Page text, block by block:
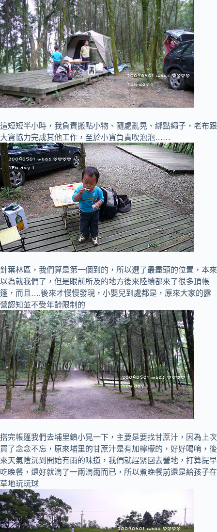
這短短半小時，我負責搬點小物、隨處亂晃、綁點繩子，老布跟
大寶協力完成其他工作，至於小寶負責吹泡泡……
針葉林區，我們算是第一個到的，所以選了最盡頭的位置，本來
以為就我們了，但是眼前所及的地方後來陸續都來了很多頂帳
篷，而且….後來才慢慢發現，小嬰兒到處都是，原來大家的露
營認知並不受年齡限制的
搭完帳篷我們去埔里鎮小晃一下，主要是要找甘蔗汁，因為上次
買了念念不忘，原來埔里的甘蔗汁是有加檸檬的，好好喝唷，後
來天氣陰沉到開始有雨的味道，我們就趕緊回去營地，打算提早
吃晚餐，還好就滴了一兩滴雨而已，所以煮晚餐前還是給孩子在
草地玩玩球